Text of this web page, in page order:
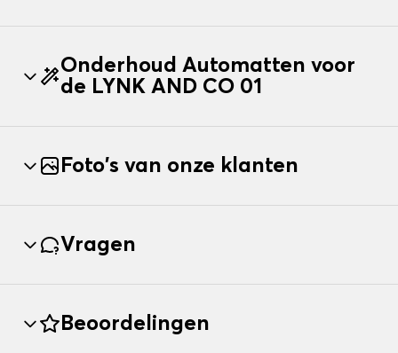
Onderhoud Automatten voor
de LYNK AND CO 01
Foto's van onze klanten
Vragen
Beoordelingen